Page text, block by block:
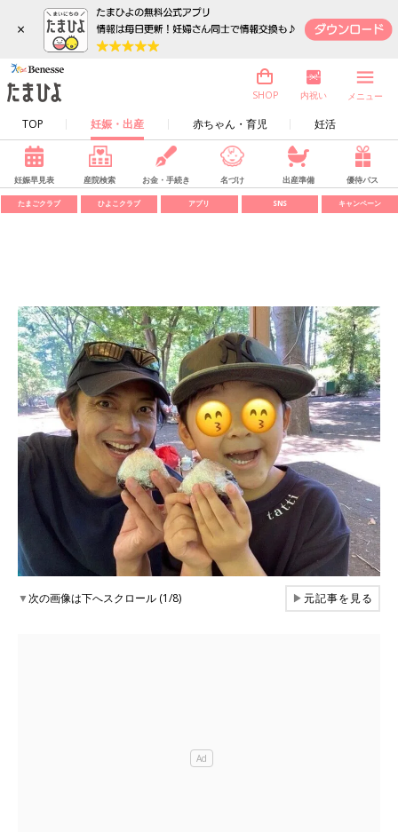
×
TOP 妊娠・出産 赤ちゃん・育児 妊活
SHOP 内祝い メニュー
妊娠早見表 産院検索 お金・手続き 名づけ 出産準備 優待パス
たまごクラブ ひよこクラブ アプリ SNS キャンペーン
▼次の画像は下へスクロール (1/8) ▶元記事を見る